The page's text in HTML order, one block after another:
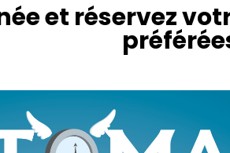
et réservez